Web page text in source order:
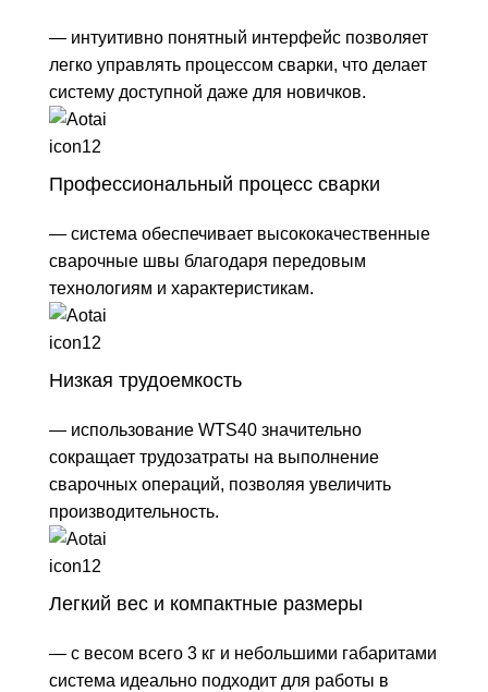
— интуитивно понятный интерфейс позволяет
легко управлять процессом сварки, что делает
систему доступной даже для новичков.
Профессиональный процесс сварки
— система обеспечивает высококачественные
сварочные швы благодаря передовым
технологиям и характеристикам.
Низкая трудоемкость
— использование WTS40 значительно
сокращает трудозатраты на выполнение
сварочных операций, позволяя увеличить
производительность.
Легкий вес и компактные размеры
— с весом всего 3 кг и небольшими габаритами
система идеально подходит для работы в